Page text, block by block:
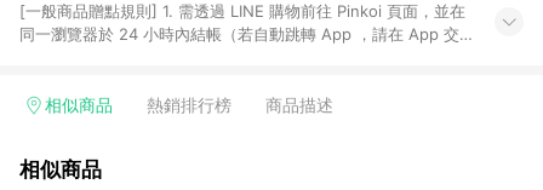
[一般商品贈點規則] 1. 需透過 LINE 購物前往 Pinkoi 頁面，並在
同一瀏覽器於 24 小時內結帳（若自動跳轉 App ，請在 App 交
回饋訂單不得享有 Pinkoi 站方優惠，例如首購優惠，P coins，
行為，不具贈點資格，部分退款不在此限。 6. APP 請更新至
相似商品 熱銷排行榜 商品描述
相似商品